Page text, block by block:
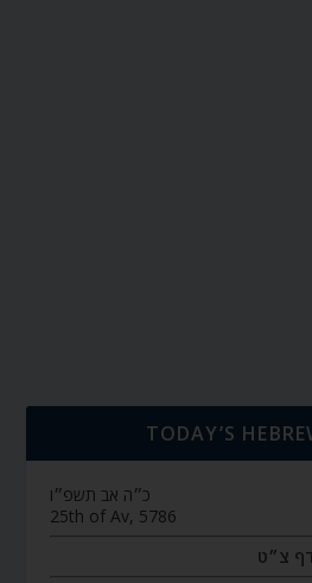
TODAY’S
כ״ה אב תשפ״ו
25th of Av, 5786
דף צ״ט